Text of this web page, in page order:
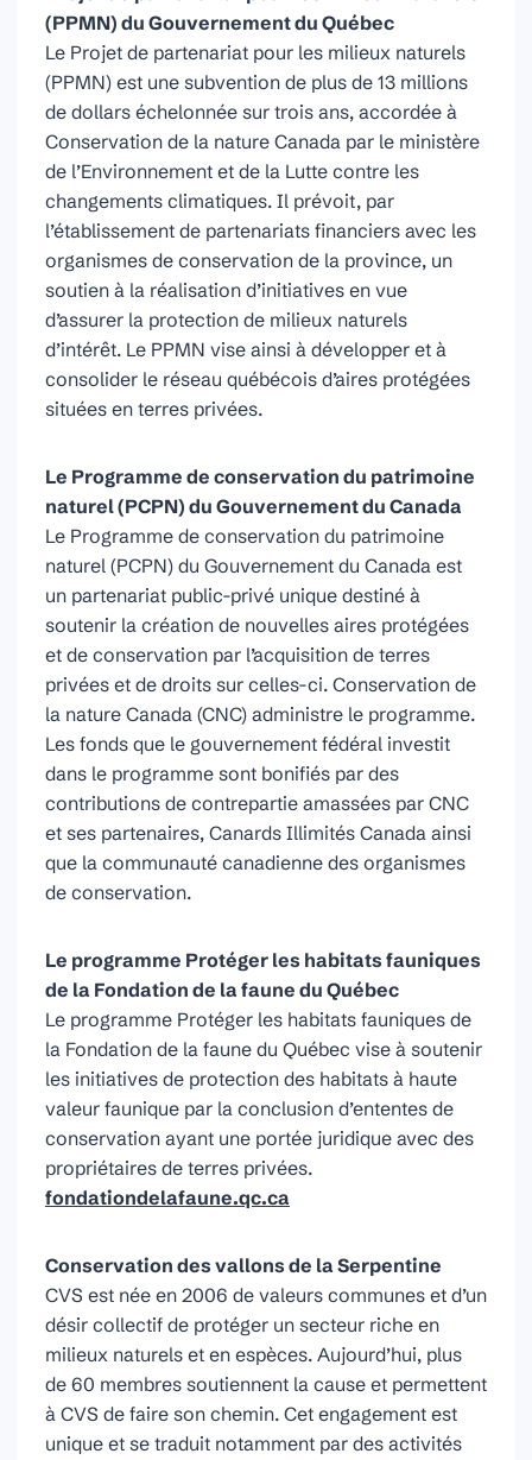
(PPMN) du Gouvernement du Québec
Le Projet de partenariat pour les milieux naturels
(PPMN) est une subvention de plus de 13 millions
de dollars échelonnée sur trois ans, accordée à
Conservation de la nature Canada par le ministère
de l’Environnement et de la Lutte contre les
changements climatiques. Il prévoit, par
l’établissement de partenariats financiers avec les
organismes de conservation de la province, un
soutien à la réalisation d’initiatives en vue
d’assurer la protection de milieux naturels
d’intérêt. Le PPMN vise ainsi à développer et à
consolider le réseau québécois d’aires protégées
situées en terres privées.
Le Programme de conservation du patrimoine
naturel (PCPN) du Gouvernement du Canada
Le Programme de conservation du patrimoine
naturel (PCPN) du Gouvernement du Canada est
un partenariat public-privé unique destiné à
soutenir la création de nouvelles aires protégées
et de conservation par l’acquisition de terres
privées et de droits sur celles-ci. Conservation de
la nature Canada (CNC) administre le programme.
Les fonds que le gouvernement fédéral investit
dans le programme sont bonifiés par des
contributions de contrepartie amassées par CNC
et ses partenaires, Canards Illimités Canada ainsi
que la communauté canadienne des organismes
de conservation.
Le programme Protéger les habitats fauniques
de la Fondation de la faune du Québec
Le programme Protéger les habitats fauniques de
la Fondation de la faune du Québec vise à soutenir
les initiatives de protection des habitats à haute
valeur faunique par la conclusion d’ententes de
conservation ayant une portée juridique avec des
propriétaires de terres privées.
fondationdelafaune.qc.ca
Conservation des vallons de la Serpentine
CVS est née en 2006 de valeurs communes et d’un
désir collectif de protéger un secteur riche en
milieux naturels et en espèces. Aujourd’hui, plus
de 60 membres soutiennent la cause et permettent
à CVS de faire son chemin. Cet engagement est
unique et se traduit notamment par des activités